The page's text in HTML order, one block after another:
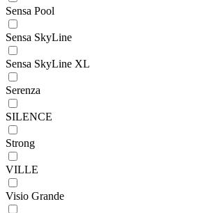
Sensa Pool
Sensa SkyLine
Sensa SkyLine XL
Serenza
SILENCE
Strong
VILLE
Visio Grande